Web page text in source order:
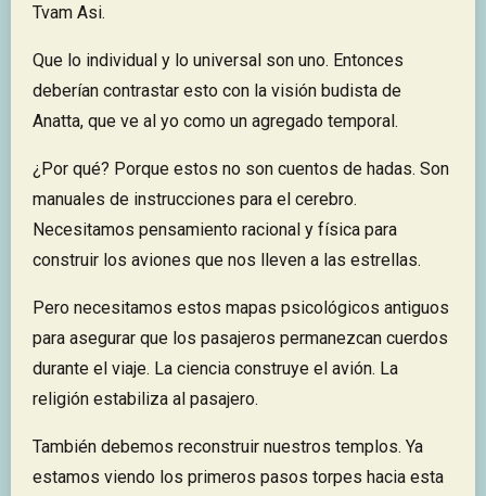
Tvam Asi.
Que lo individual y lo universal son uno. Entonces
deberían contrastar esto con la visión budista de
Anatta, que ve al yo como un agregado temporal.
¿Por qué? Porque estos no son cuentos de hadas. Son
manuales de instrucciones para el cerebro.
Necesitamos pensamiento racional y física para
construir los aviones que nos lleven a las estrellas.
Pero necesitamos estos mapas psicológicos antiguos
para asegurar que los pasajeros permanezcan cuerdos
durante el viaje. La ciencia construye el avión. La
religión estabiliza al pasajero.
También debemos reconstruir nuestros templos. Ya
estamos viendo los primeros pasos torpes hacia esta